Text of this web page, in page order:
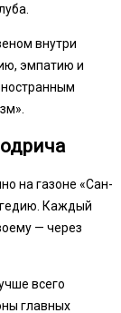
внутри
эмпатию и
на газоне «Сан-
Каждый
— через
всего
главных